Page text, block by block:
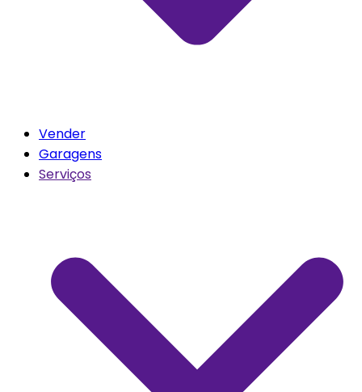
Vender
Garagens
Serviços